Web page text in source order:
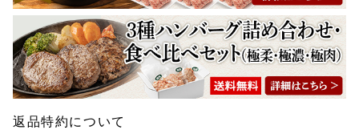
返品特約について